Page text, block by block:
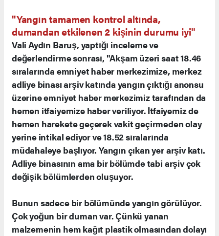
"Yangın tamamen kontrol altında,
dumandan etkilenen 2 kişinin durumu iyi"
Vali Aydın Baruş, yaptığı inceleme ve
değerlendirme sonrası, "Akşam üzeri saat 18.46
sıralarında emniyet haber merkezimize, merkez
adliye binası arşiv katında yangın çıktığı anonsu
üzerine emniyet haber merkezimiz tarafından da
hemen itfaiyemize haber veriliyor. İtfaiyemiz de
hemen harekete geçerek vakit geçirmeden olay
yerine intikal ediyor ve 18.52 sıralarında
müdahaleye başlıyor. Yangın çıkan yer arşiv katı.
Adliye binasının ama bir bölümde tabi arşiv çok
değişik bölümlerden oluşuyor.
Bunun sadece bir bölümünde yangın görülüyor.
Çok yoğun bir duman var. Çünkü yanan
malzemenin hem kağıt plastik olmasından dolayı